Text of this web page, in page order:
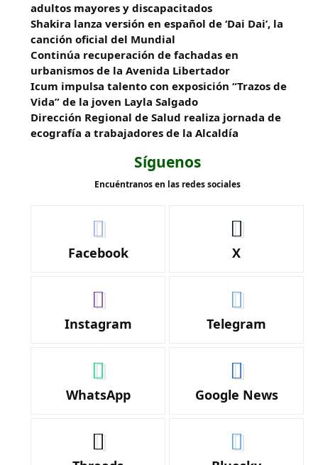
adultos mayores y discapacitados
Shakira lanza versión en español de ‘Dai Dai’, la
canción oficial del Mundial
Continúa recuperación de fachadas en
urbanismos de la Avenida Libertador
Icum impulsa talento con exposición “Trazos de
Vida” de la joven Layla Salgado‎
‎Dirección Regional de Salud realiza jornada de
ecografía a trabajadores de la Alcaldía
Síguenos
Encuéntranos en las redes sociales
Facebook X
Instagram Telegram
WhatsApp Google News